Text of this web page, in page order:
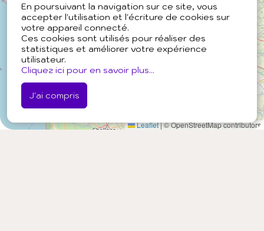
En poursuivant la navigation sur ce site, vous
accepter l'utilisation et l'écriture de cookies sur
votre appareil connecté.
Ces cookies sont utilisés pour réaliser des
statistiques et améliorer votre expérience
utilisateur.
Cliquez ici pour en savoir plus...
J'ai compris
Leaflet|© OpenStreetMap contributors